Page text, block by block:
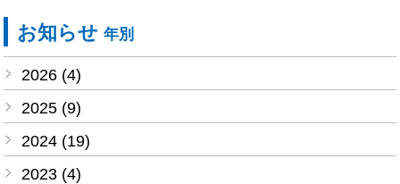
お知らせ年別
2026 (4)
2025 (9)
2024 (19)
2023 (4)